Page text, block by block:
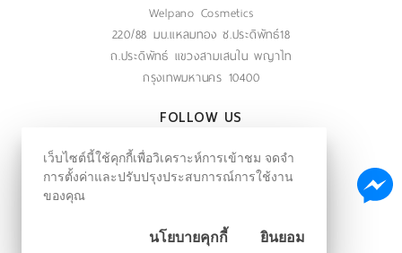
Welpano Cosmetics
220/88 มบ.แหลมทอง ซ.ประดิพัทธ์18
ถ.ประดิพัทธ์ แขวงสามเสนใน พญาไท
กรุงเทพมหานคร 10400
FOLLOW US
ติดตามข่าวสารผ่านสังคมออนไลน์
เว็บไซต์นี้ใช้คุกกี้เพื่อวิเคราะห์การเข้าชม จดจำ
การตั้งค่าและปรับปรุงประสบการณ์การใช้งาน
ของคุณ
นโยบายคุกกี้ ยินยอม